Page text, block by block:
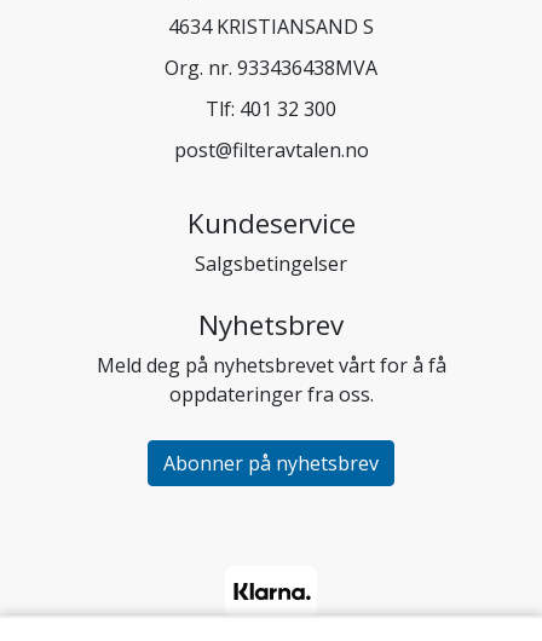
4634 KRISTIANSAND S
Org. nr. 933436438MVA
Tlf: 401 32 300
post@filteravtalen.no
Kundeservice
Salgsbetingelser
Nyhetsbrev
Meld deg på nyhetsbrevet vårt for å få
oppdateringer fra oss.
Abonner på nyhetsbrev